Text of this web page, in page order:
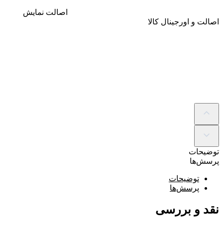
اصالت نمایش
اصالت و اورجینال کالا
توضیحات
پرسش‌ها
توضیحات
پرسش‌ها
نقد و بررسی